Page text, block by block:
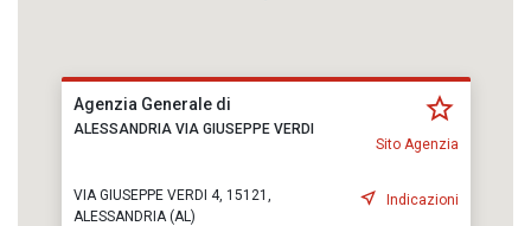
Agenzia Generale di
ALESSANDRIA VIA GIUSEPPE VERDI
Sito Agenzia
VIA GIUSEPPE VERDI 4, 15121,
ALESSANDRIA (AL)
Indicazioni